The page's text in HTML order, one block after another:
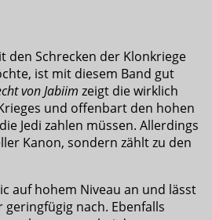
den Schrecken der Klonkriege
ist mit diesem Band gut
von Jabiim zeigt die wirklich
und offenbart den hohen
Jedi zahlen müssen. Allerdings
Kanon, sondern zählt zu den
auf hohem Niveau an und lässt
nach. Ebenfalls